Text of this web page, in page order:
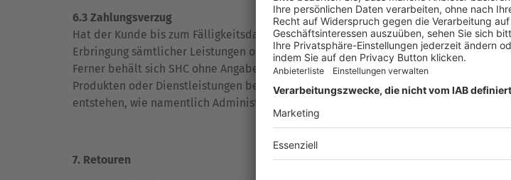
6.3 Zahlungsverzug
Hat der Kunde bis zum Fälligkeitsdatum weder die Rechnung bezahlt noch
Erbringung sämtlicher Leistungen ohne weitere Ankündigung unterbrechen. SHC
Ferner behält sich SHC ohne Angabe von Gründen vor, eine Lieferung aufgrund von
Produkten oder Dienstleistungen berechtigt nicht zum Rückbehalt der Bezahlung.
entstehen, wie namentlich Administrativ-, Mahn- und Betreibungsgebühren,
7. Retouren